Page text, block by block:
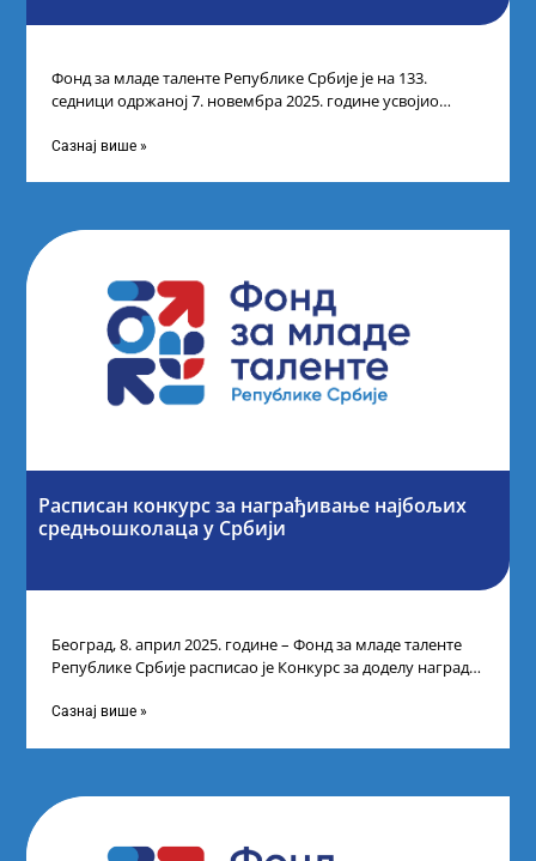
Фонд за младе таленте Републике Србије је на 133.
седници одржаној 7. новембра 2025. године усвојио
Сазнај више »
Расписан конкурс за награђивање најбољих
средњошколаца у Србији
Београд, 8. април 2025. године – Фонд за младе таленте
Републике Србије расписао је Конкурс за доделу награда
Сазнај више »